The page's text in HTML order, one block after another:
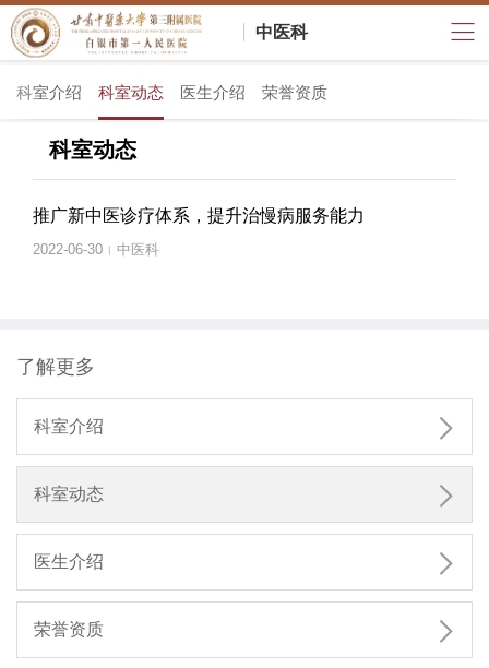
中医科
科室介绍 科室动态 医生介绍 荣誉资质
科室动态
推广新中医诊疗体系，提升治慢病服务能力
2022-06-30 | 中医科
了解更多
科室介绍 
科室动态 
医生介绍 
荣誉资质 